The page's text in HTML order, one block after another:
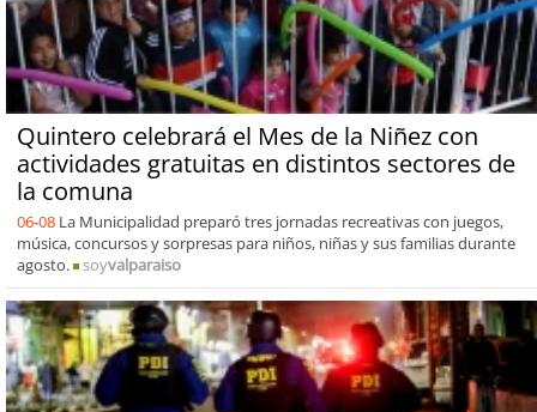
Quintero celebrará el Mes de la Niñez con
actividades gratuitas en distintos sectores de
la comuna
06-08 La Municipalidad preparó tres jornadas recreativas con juegos,
música, concursos y sorpresas para niños, niñas y sus familias durante
agosto.
soyvalparaiso